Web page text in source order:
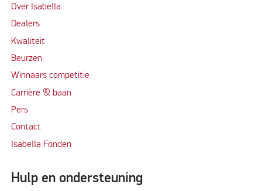
Over Isabella
Dealers
Kwaliteit
Beurzen
Winnaars competitie
Carrière & baan
Pers
Contact
Isabella Fonden
Hulp en ondersteuning